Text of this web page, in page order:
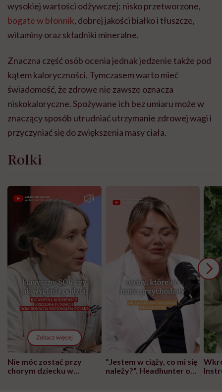
wysokiej wartości odżywczej: nisko przetworzone,
bogate w błonnik, dobrej jakości białko i tłuszcze,
witaminy oraz składniki mineralne.
Znaczna część osób ocenia jednak jedzenie także pod
kątem kaloryczności. Tymczasem warto mieć
świadomość, że zdrowe nie zawsze oznacza
niskokaloryczne. Spożywane ich bez umiaru może w
znaczący sposób utrudniać utrzymanie zdrowej wagi i
przyczyniać się do zwiększenia masy ciała.
Rolki
Zobacz więcej
Nie móc zostać przy
chorym dziecku w
"Jestem w ciąży, co mi się
należy?". Headhunter o